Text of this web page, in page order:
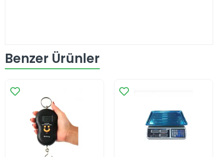
Benzer Ürünler